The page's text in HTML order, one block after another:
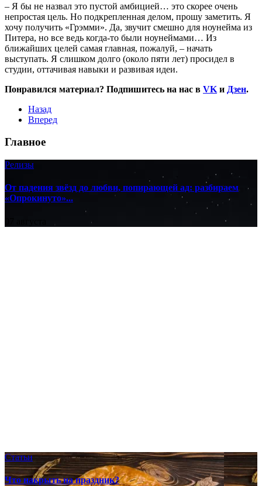
– Я бы не назвал это пустой амбицией… это скорее очень
непростая цель. Но подкрепленная делом, прошу заметить. Я
хочу получить «Грэмми». Да, звучит смешно для ноунейма из
Питера, но все ведь когда-то были ноунеймами… Из
ближайших целей самая главная, пожалуй, – начать
выступать. Я слишком долго (около пяти лет) просидел в
студии, оттачивая навыки и развивая идеи.
Понравился материал? Подпишитесь на нас в VK и Дзен.
Назад
Вперед
Главное
Релизы
От падения звёзд до любви, попирающей ад: разбираем
«Опрокинуто»...
Статьи
Что накрыть на праздник?